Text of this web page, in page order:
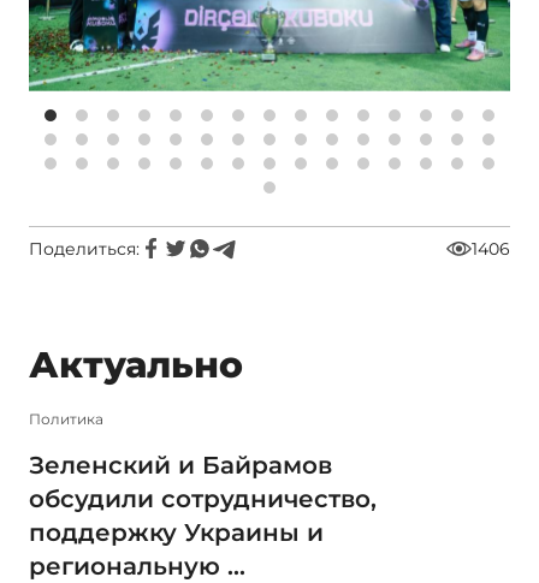
Поделиться: 1406
Актуально
Политика
Зеленский и Байрамов
обсудили сотрудничество,
поддержку Украины и
региональную ...